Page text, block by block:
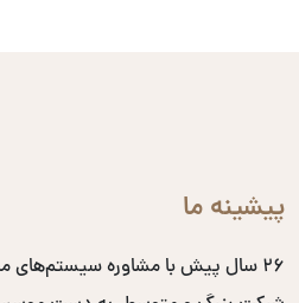
پیشینه ما
۲۶ سال پیش با مشاوره سیستم‌های